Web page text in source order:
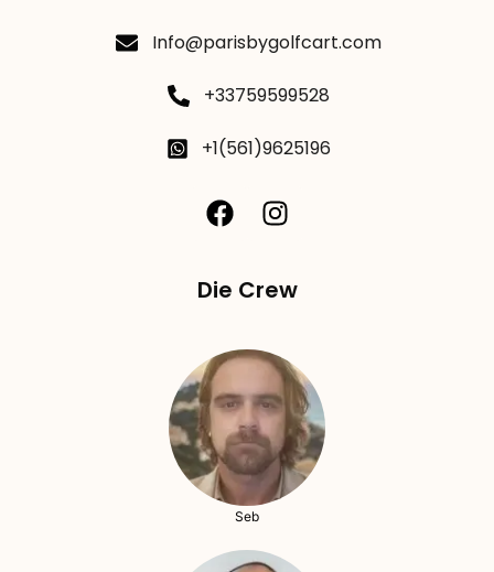
Info@parisbygolfcart.com
+33759599528
+1(561)9625196
Die Crew
Seb